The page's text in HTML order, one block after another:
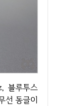
선 동글이